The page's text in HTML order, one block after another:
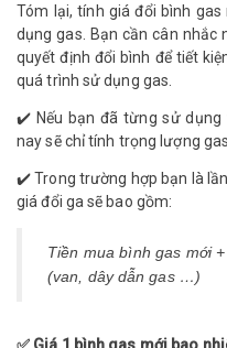
Tóm lại, tính giá đổi bình
dụng gas. Bạn cần cân nhắc
quyết định đổi bình để tiết
quá trình sử dụng gas.
✔️ Nếu bạn đã từng sử dụng
nay sẽ chỉ tính trọng lượng
✔️ Trong trường hợp bạn là
giá đổi ga sẽ bao gồm:
Tiền mua bình gas mới
(van, dây dẫn gas …)